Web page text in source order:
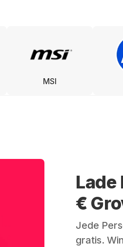
MSI
Lade
€
Jede
gratis.